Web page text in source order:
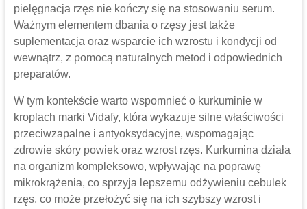
pielęgnacja rzęs nie kończy się na stosowaniu serum.
Ważnym elementem dbania o rzęsy jest także
suplementacja oraz wsparcie ich wzrostu i kondycji od
wewnątrz, z pomocą naturalnych metod i odpowiednich
preparatów.
W tym kontekście warto wspomnieć o kurkuminie w
kroplach marki Vidafy, która wykazuje silne właściwości
przeciwzapalne i antyoksydacyjne, wspomagając
zdrowie skóry powiek oraz wzrost rzęs. Kurkumina działa
na organizm kompleksowo, wpływając na poprawę
mikrokrążenia, co sprzyja lepszemu odżywieniu cebulek
rzęs, co może przełożyć się na ich szybszy wzrost i